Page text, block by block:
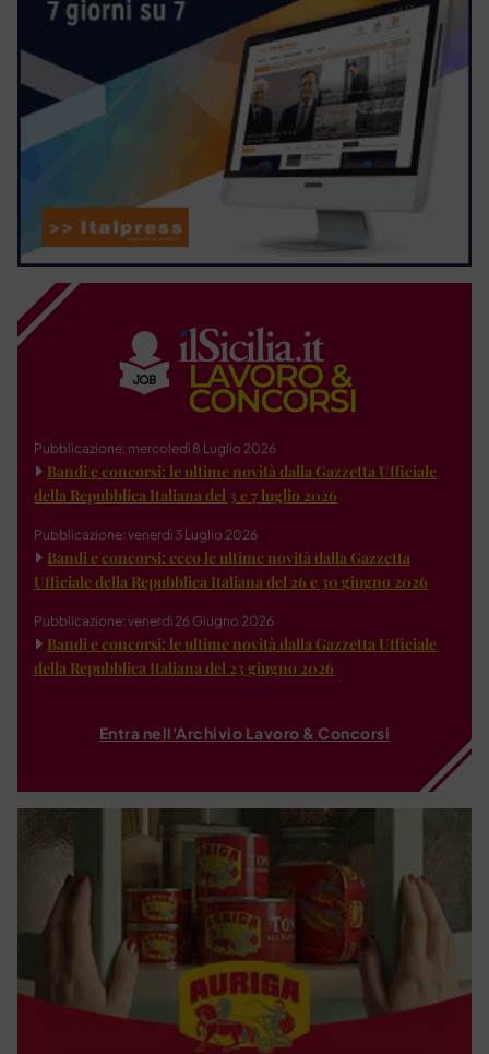
Pubblicazione: mercoledì 8 Luglio 2026
Bandi e concorsi: le ultime novità dalla Gazzetta Ufficiale
della Repubblica Italiana del 3 e 7 luglio 2026
Pubblicazione: venerdì 3 Luglio 2026
Bandi e concorsi: ecco le ultime novità dalla Gazzetta
Ufficiale della Repubblica Italiana del 26 e 30 giugno 2026
Pubblicazione: venerdì 26 Giugno 2026
Bandi e concorsi: le ultime novità dalla Gazzetta Ufficiale
della Repubblica Italiana del 23 giugno 2026
Entra nell'Archivio Lavoro & Concorsi